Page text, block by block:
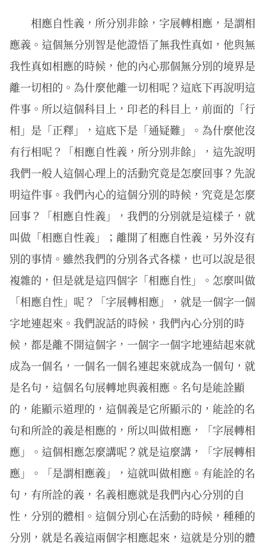
相應自性義，所分別非餘，字展轉相應，是謂相
應義。這個無分別智是他證悟了無我性真如，他與無
我性真如相應的時候，他的內心那個無分別的境界是
離一切相的。為什麼他離一切相呢？這底下再說明這
件事。所以這個科目上，印老的科目上，前面的「行
相」是「正釋」，這底下是「通疑難」。為什麼他沒
有行相呢？「相應自性義，所分別非餘」，這先說明
我們一般人這個心理上的活動究竟是怎麼回事？先說
明這件事。我們內心的這個分別的時候，究竟是怎麼
回事？「相應自性義」，我們的分別就是這樣子，就
叫做「相應自性義」；離開了相應自性義，另外沒有
別的事情。雖然我們的分別各式各樣，也可以說是很
複雜的，但是就是這四個字「相應自性」。怎麼叫做
「相應自性」呢？「字展轉相應」，就是一個字一個
字地連起來。我們說話的時候，我們內心分別的時
候，都是離不開這個字，一個字一個字地連結起來就
成為一個名，一個名一個名連起來就成為一個句，就
是名句，這個名句展轉地與義相應。名句是能詮顯
的，能顯示道理的，這個義是它所顯示的，能詮的名
句和所詮的義是相應的，所以叫做相應，「字展轉相
應」。這個相應怎麼講呢？就是這麼講，「字展轉相
應」。「是謂相應義」，這就叫做相應。有能詮的名
句，有所詮的義，名義相應就是我們內心分別的自
性，分別的體相。這個分別心在活動的時候，種種的
分別，就是名義這兩個字相應起來，這就是分別的體